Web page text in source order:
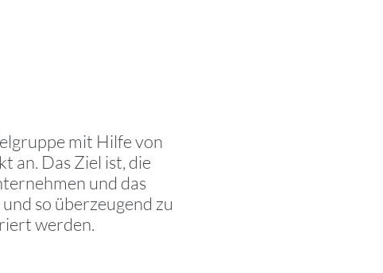
mit Hilfe von
an. Das Ziel ist, die
und das
so überzeugend zu
werden.